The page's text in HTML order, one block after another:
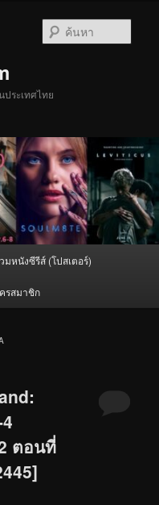
ระเทศไทย
มหนังซีรีส์ (โปสเตอร์)
รสมาชิก
ตอนที่